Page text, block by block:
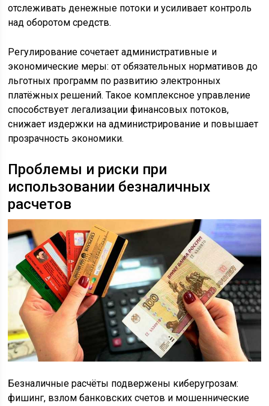
отслеживать денежные потоки и усиливает контроль
над оборотом средств.
Регулирование сочетает административные и
экономические меры: от обязательных нормативов до
льготных программ по развитию электронных
платёжных решений. Такое комплексное управление
способствует легализации финансовых потоков,
снижает издержки на администрирование и повышает
прозрачность экономики.
Проблемы и риски при
использовании безналичных
расчетов
Безналичные расчёты подвержены киберугрозам:
фишинг, взлом банковских счетов и мошеннические